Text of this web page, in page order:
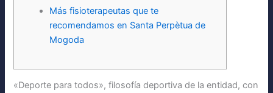
Más fisioterapeutas que te
recomendamos en Santa Perpètua de
Mogoda
«Deporte para todos», filosofía deportiva de la entidad, con